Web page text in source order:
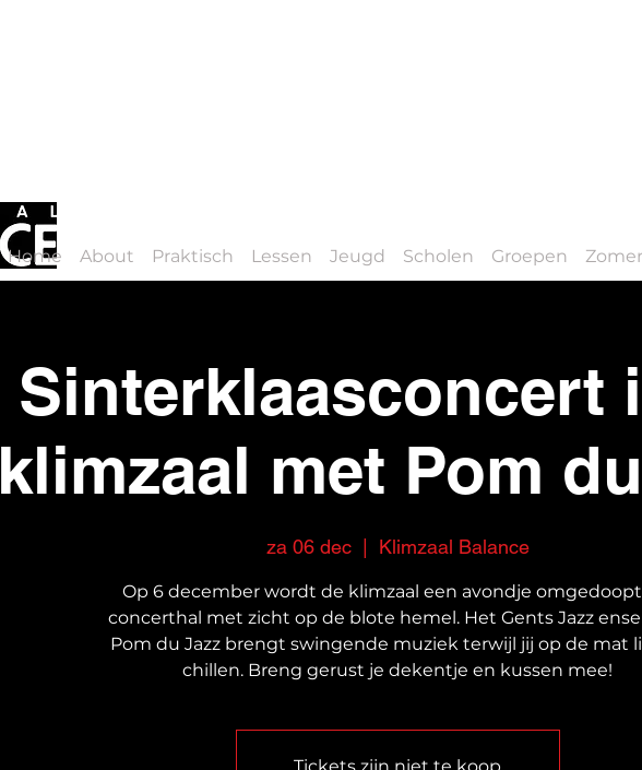
Home About Praktisch Lessen Jeugd Scholen Groepen
Sinterklaasconcert
klimzaal met Pom
za 06 dec
  |
Klimzaal Balance
Op 6 december wordt de klimzaal een avondje
concerthal met zicht op de blote hemel. Het Gents Jazz
Pom du Jazz brengt swingende muziek terwijl jij op de mat
chillen. Breng gerust je dekentje en kussen mee!